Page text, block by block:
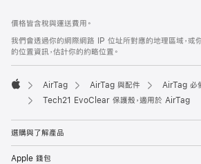
腳
腳
價格皆含稅與運送費用。
我們會透過你的網際網路 IP 位址所對應的地理區域，
的位置資訊，估計你的約略位置。
Apple
AirTag AirTag 與配件
AirTag 必
Tech21 EvoClear 保護殼，適用於 AirTag
選購與了解產品
Apple 錢包